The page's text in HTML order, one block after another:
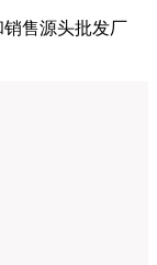
售源头批发厂